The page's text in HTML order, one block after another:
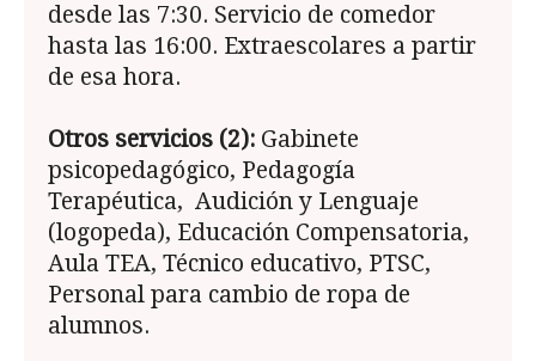
desde las 7:30. Servicio de comedor
hasta las 16:00. Extraescolares a partir
de esa hora.
Otros servicios (2): Gabinete
psicopedagógico, Pedagogía
Terapéutica, Audición y Lenguaje
(logopeda), Educación Compensatoria,
Aula TEA, Técnico educativo, PTSC,
Personal para cambio de ropa de
alumnos.